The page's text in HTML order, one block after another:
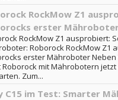
RockMow Z1
erster
RockMow Z1 ausprobiert:
Roborock RockMow Z1
erster Mähroboter
mit Mährobotern
Zum...
C15 im Test: Smarter